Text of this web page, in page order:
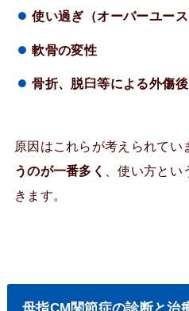
使い過ぎ（オーバーユース
軟骨の変性
骨折、脱臼等による外傷後
原因はこれらが考えられてい
うのが一番多く
、使い方と
きます。
母指CM関節症の診断と治